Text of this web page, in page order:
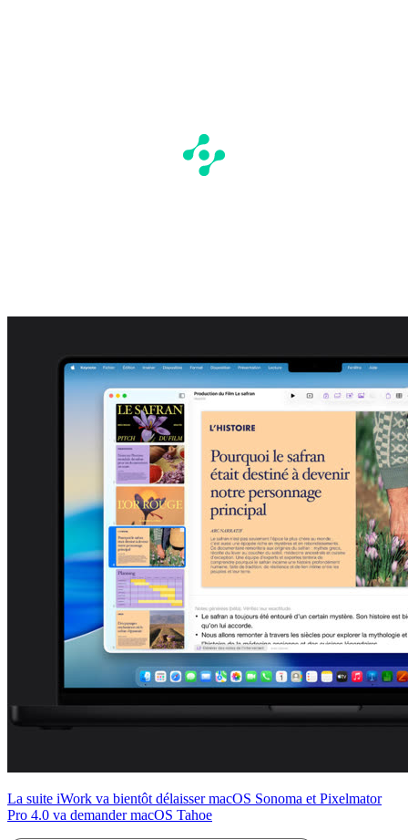
La suite iWork va bientôt délaisser macOS Sonoma et Pixelmator
Pro 4.0 va demander macOS Tahoe